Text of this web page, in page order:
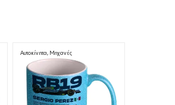
Αυτοκίνητα, Μηχανές